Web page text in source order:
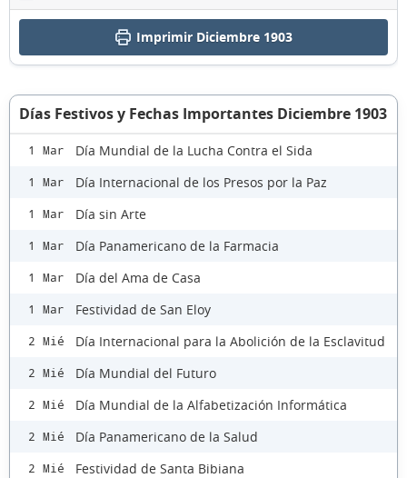
Imprimir Diciembre 1903
Días Festivos y Fechas Importantes Diciembre 1903
1 Mar Día Mundial de la Lucha Contra el Sida
1 Mar Día Internacional de los Presos por la Paz
1 Mar Día sin Arte
1 Mar Día Panamericano de la Farmacia
1 Mar Día del Ama de Casa
1 Mar Festividad de San Eloy
2 Mié Día Internacional para la Abolición de la Esclavitud
2 Mié Día Mundial del Futuro
2 Mié Día Mundial de la Alfabetización Informática
2 Mié Día Panamericano de la Salud
2 Mié Festividad de Santa Bibiana